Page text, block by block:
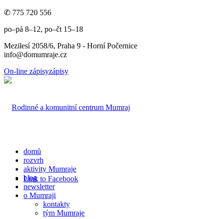
✆ 775 720 556
po–pá 8–12, po–čt 15–18
Mezilesí 2058/6, Praha 9 - Horní Počernice
info@domumraje.cz
On-line zápisyzápisy
Link to Facebook
domů
rozvrh
aktivity Mumraje
blog
newsletter
o Mumraji
kontakty
tým Mumraje